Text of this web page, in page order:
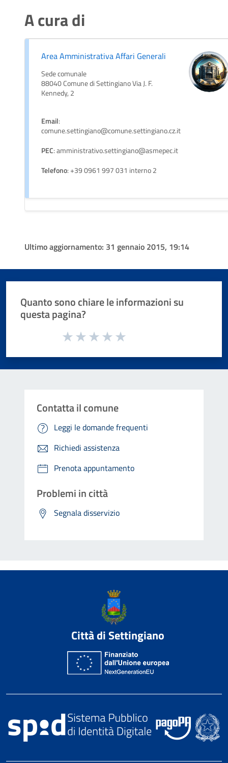
A cura di
Area Amministrativa Affari Generali
Sede comunale
88040 Comune di Settingiano Via J. F.
Kennedy, 2
Email:
comune.settingiano@comune.settingiano.cz.it
PEC: amministrativo.settingiano@asmepec.it
Telefono: +39 0961 997 031 interno 2
Ultimo aggiornamento: 31 gennaio 2015, 19:14
Quanto sono chiare le informazioni su
questa pagina?
Valuta da 1 a 5 stelle la pagina
Contatta il comune
Leggi le domande frequenti
Richiedi assistenza
Prenota appuntamento
Problemi in città
Segnala disservizio
Città di Settingiano